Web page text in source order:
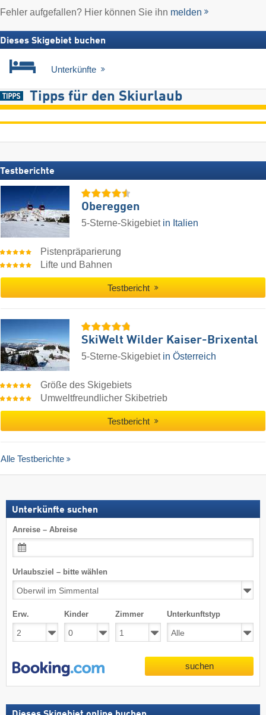
Fehler aufgefallen? Hier können Sie ihn melden
Dieses Skigebiet buchen
Unterkünfte
Tipps für den Skiurlaub
Testberichte
Obereggen
5-Sterne-Skigebiet in Italien
Pistenpräparierung
Lifte und Bahnen
Testbericht
SkiWelt Wilder Kaiser-Brixental
5-Sterne-Skigebiet in Österreich
Größe des Skigebiets
Umweltfreundlicher Skibetrieb
Testbericht
Alle Testberichte
Unterkünfte suchen
Anreise – Abreise
Urlaubsziel – bitte wählen
Erw. Kinder Zimmer Unterkunftstyp
suchen